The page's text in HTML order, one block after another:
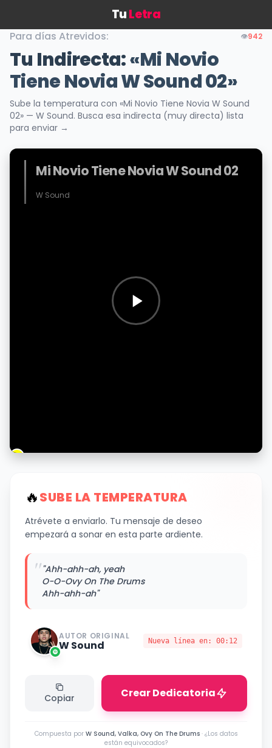
TuLetra
Para días Atrevidos: 👁️942
Tu Indirecta:«Mi Novio
Tiene Novia W Sound 02»
Sube la temperatura con «Mi Novio Tiene Novia W Sound
02» — W Sound. Busca esa indirecta (muy directa) lista
para enviar →
Mi Novio Tiene Novia W Sound 02
W Sound
🔥SUBE LA TEMPERATURA
Atrévete a enviarlo. Tu mensaje de deseo
empezará a sonar en esta parte ardiente.
""Ahh-ahh-ah, yeah
O-O-Ovy On The Drums
Ahh-ahh-ah"
AUTOR ORIGINAL
W Sound Nueva línea en: 00:12
Copiar Crear Dedicatoria
Compuesta por W Sound, Valka, Ovy On The Drums· ¿Los datos
están equivocados?